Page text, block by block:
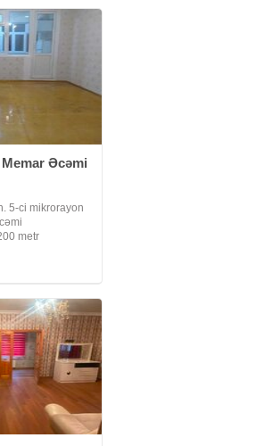
Əcəmi
5-ci mikrorayon
metr
proyekti